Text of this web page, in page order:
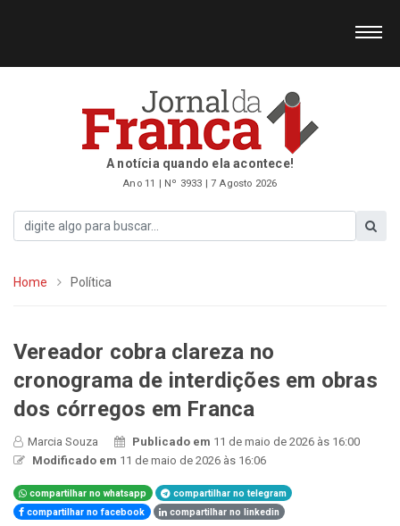
A notícia quando ela acontece!
Ano 11 | Nº 3933 | 7 Agosto 2026
Home Política
Vereador cobra clareza no
cronograma de interdições em obras
dos córregos em Franca
Marcia Souza Publicado em 11 de maio de 2026 às 16:00
Modificado em 11 de maio de 2026 às 16:06
compartilhar no whatsapp
compartilhar no telegram
compartilhar no facebook
compartilhar no linkedin